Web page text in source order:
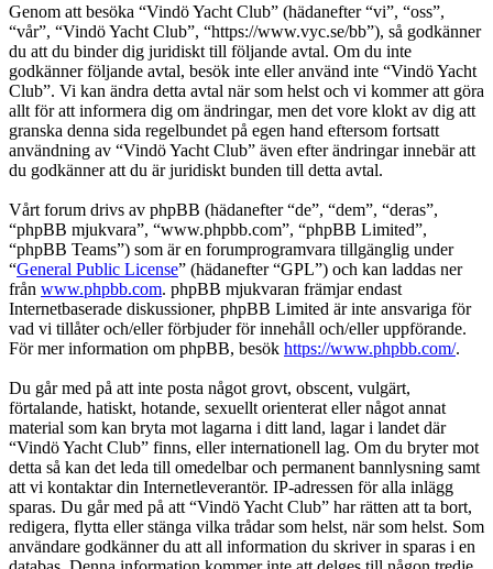
Genom att besöka “Vindö Yacht Club” (hädanefter “vi”, “oss”,
“vår”, “Vindö Yacht Club”, “https://www.vyc.se/bb”), så godkänner
du att du binder dig juridiskt till följande avtal. Om du inte
godkänner följande avtal, besök inte eller använd inte “Vindö Yacht
Club”. Vi kan ändra detta avtal när som helst och vi kommer att göra
allt för att informera dig om ändringar, men det vore klokt av dig att
granska denna sida regelbundet på egen hand eftersom fortsatt
användning av “Vindö Yacht Club” även efter ändringar innebär att
du godkänner att du är juridiskt bunden till detta avtal.
Vårt forum drivs av phpBB (hädanefter “de”, “dem”, “deras”,
“phpBB mjukvara”, “www.phpbb.com”, “phpBB Limited”,
“phpBB Teams”) som är en forumprogramvara tillgänglig under
“General Public License” (hädanefter “GPL”) och kan laddas ner
från www.phpbb.com. phpBB mjukvaran främjar endast
Internetbaserade diskussioner, phpBB Limited är inte ansvariga för
vad vi tillåter och/eller förbjuder för innehåll och/eller uppförande.
För mer information om phpBB, besök https://www.phpbb.com/.
Du går med på att inte posta något grovt, obscent, vulgärt,
förtalande, hatiskt, hotande, sexuellt orienterat eller något annat
material som kan bryta mot lagarna i ditt land, lagar i landet där
“Vindö Yacht Club” finns, eller internationell lag. Om du bryter mot
detta så kan det leda till omedelbar och permanent bannlysning samt
att vi kontaktar din Internetleverantör. IP-adressen för alla inlägg
sparas. Du går med på att “Vindö Yacht Club” har rätten att ta bort,
redigera, flytta eller stänga vilka trådar som helst, när som helst. Som
användare godkänner du att all information du skriver in sparas i en